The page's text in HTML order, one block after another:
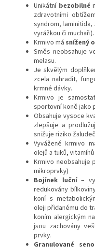
Unikátní bezobilné
zdravotními
syndrom,
vyrážkou či muchaři).
Krmivo má snížený
Směs neobsahuje
melasu.
Je skvělým
zcela nahradit,
krmné dávky.
Krmivo je
sportovní koně jako
Obsahuje vysoce
zlepšuje a
snižuje riziko
Vyvážené krmivo
olejů a tuků,
Krmivo neobsahuje
mikroprvky)
Bojínek luční –
redukovány
koní s
oleji přidanému do
koním alergickým
jsou zachovány
prvky.
Granulované seno